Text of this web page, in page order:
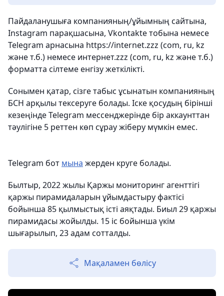
Пайдаланушыға компанияның/ұйымның сайтына,
Instagram парақшасына, Vkontakte тобына немесе
Telegram арнасына https://internet.zzz (com, ru, kz
және т.б.) немесе интернет.zzz (com, ru, kz және т.б.)
форматта сілтеме енгізу жеткілікті.
Сонымен қатар, сізге табыс ұсынатын компанияның
БСН арқылы тексеруге болады. Іске қосудың бірінші
кезеңінде Telegram мессенджерінде бір аккаунттан
тәулігіне 5 реттен көп сұрау жіберу мүмкін емес.
Telegram бот мына жерден круге болады.
Былтыр, 2022 жылы Қаржы мониторинг агенттігі
қаржы пирамидаларын ұйымдастыру фактісі
бойынша 85 қылмыстық істі аяқтады. Биыл 29 қаржы
пирамидасы жойылды. 15 іс бойынша үкім
шығарылып, 23 адам сотталды.
Мақаламен бөлісу